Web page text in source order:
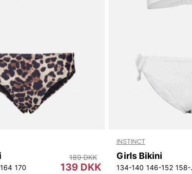
170 139 DKK
189 DKK
INSTINCT
Girls Bikini
134-140 146-152 158-164